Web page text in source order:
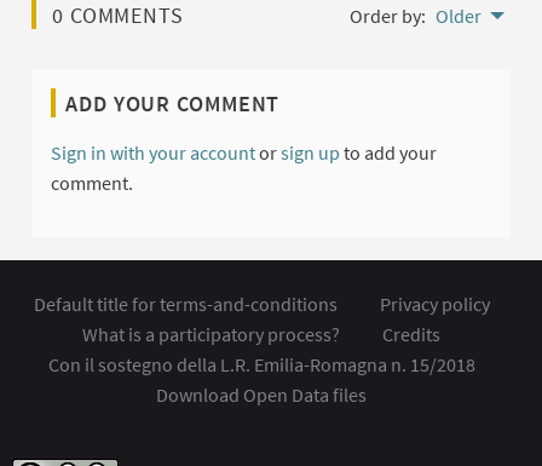
0 COMMENTS Order by: Older
ADD YOUR COMMENT
Sign in with your accountorsign up to add your
comment.
Default title for terms-and-conditions
Privacy policy
What is a participatory process?
Credits
Con il sostegno della L.R. Emilia-Romagna n. 15/2018
Download Open Data files